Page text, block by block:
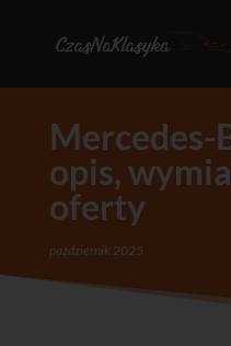
Mercedes-
opis,
oferty
październik 2025